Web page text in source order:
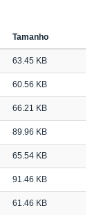
Tamanho
63.45 KB
60.56 KB
66.21 KB
89.96 KB
65.54 KB
91.46 KB
61.46 KB